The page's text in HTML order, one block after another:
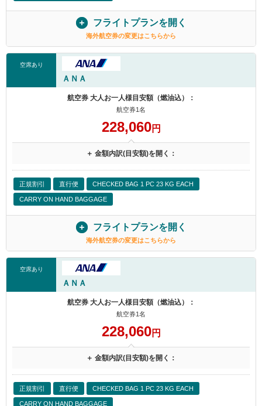
フライトプランを開く
海外航空券の変更はこちらから
空席あり
ＡＮＡ
航空券 大人お一人様目安額（燃油込）：
航空券1名
228,060円
＋ 金額内訳(目安額)を開く：
正規割引 直行便 CHECKED BAG 1 PC 23 KG EACH
CARRY ON HAND BAGGAGE
フライトプランを開く
海外航空券の変更はこちらから
空席あり
ＡＮＡ
航空券 大人お一人様目安額（燃油込）：
航空券1名
228,060円
＋ 金額内訳(目安額)を開く：
正規割引 直行便 CHECKED BAG 1 PC 23 KG EACH
CARRY ON HAND BAGGAGE